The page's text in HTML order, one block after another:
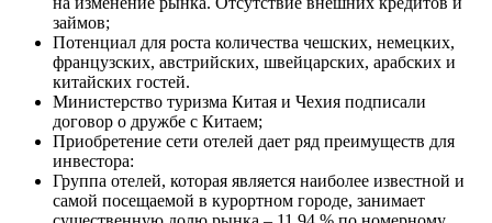
займов;
Потенциал для роста количества чешских, немецких,
французских, австрийских, швейцарских, арабских и
китайских гостей.
Министерство туризма Китая и Чехия подписали
договор о дружбе с Китаем;
Приобретение сети отелей дает ряд преимуществ для
инвестора:
Группа отелей, которая является наиболее известной и
самой посещаемой в курортном городе, занимает